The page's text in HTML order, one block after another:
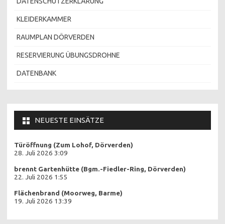
KLEIDERKAMMER
RAUMPLAN DÖRVERDEN
RESERVIERUNG ÜBUNGSDROHNE
DATENBANK
NEUESTE EINSÄTZE
Türöffnung (Zum Lohof, Dörverden)
28. Juli 2026 3:09
brennt Gartenhütte (Bgm.-Fiedler-Ring, Dörverden)
22. Juli 2026 1:55
Flächenbrand (Moorweg, Barme)
19. Juli 2026 13:39